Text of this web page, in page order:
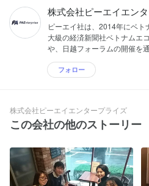
株式会社ピーエイエン
ピーエイ社は、2014年にベ
大級の経済新聞社ベトナムエ
や、日越フォーラムの開催を
フォロー
株式会社ピーエイエンタープライズ
この会社の他のストーリー